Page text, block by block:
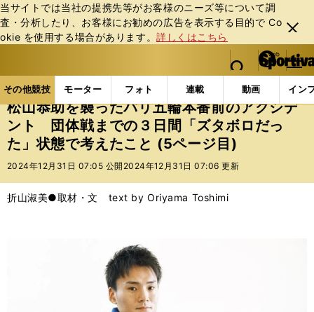
当サイトでは当社の提携先等がお客様のニーズ等について調
査・分析したり、お客様にお勧めの広告を表⽰する⽬的で Co
okie を使⽤する場合があります。詳しくはこちら
閉じ
る
web Sportiva (webスポルティーバ)
検索
マイペ
ー
ジ
メニュ
その他競技 モーター フォト 連載 動画 イン
ス
ポ
ル
テ
ー
バ
その他競技の記事一覧 その他競技 その他 松山
松山恭助を襲ったパリ五輪本番前のアクシデ
ント 団体戦までの３日間「ズタボロだっ
た」状態で考えたこと (5ページ目)
2024年12月31日 07:05 公開 2024年12月31日 07:06 更新
折山淑美●取材・文 text by Oriyama Toshimi